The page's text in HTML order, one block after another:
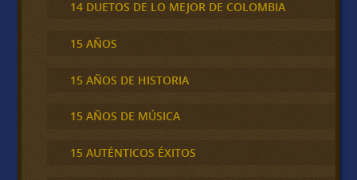
14 DUETOS DE LO MEJOR DE COLOMBIA
15 AÑOS
15 AÑOS DE HISTORIA
15 AÑOS DE MÚSICA
15 AUTÉNTICOS ÉXITOS